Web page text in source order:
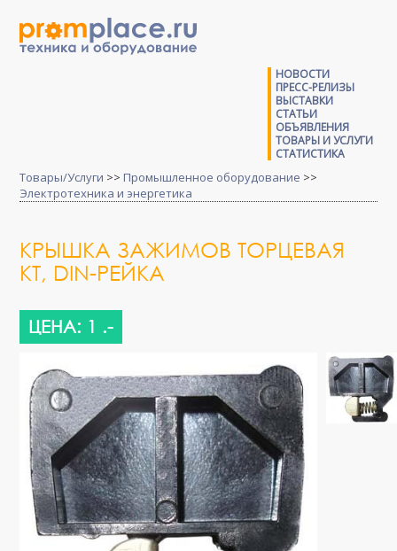
НОВОСТИ
ПРЕСС-РЕЛИЗЫ
ВЫСТАВКИ
СТАТЬИ
ОБЪЯВЛЕНИЯ
ТОВАРЫ И УСЛУГИ
СТАТИСТИКА
Товары/Услуги >> Промышленное оборудование >>
Электротехника и энергетика
КРЫШКА ЗАЖИМОВ ТОРЦЕВАЯ
КТ, DIN-РЕЙКА
ЦЕНА: 1 .-